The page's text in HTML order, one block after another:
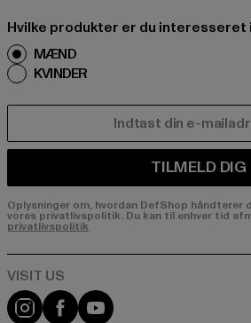
Hvilke produkter er du interesseret
MÆND
KVINDER
TILMELD DIG
Oplysninger om, hvordan DefShop håndterer
vores privatlivspolitik. Du kan til enhver tid
privatlivspolitik
Visit our Instagram page:
Visit our Facebook page:
Visit our YouTube